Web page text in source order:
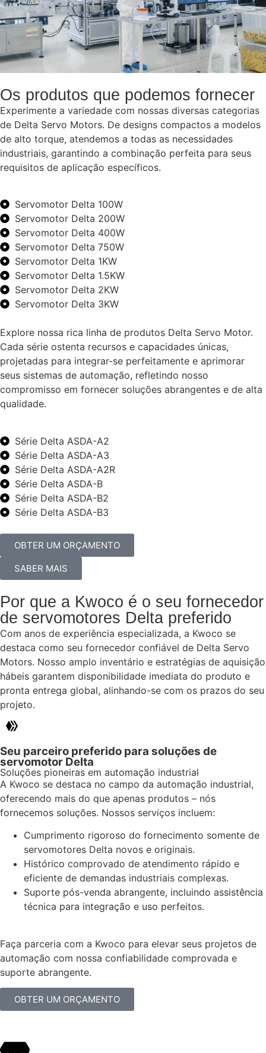
Os produtos que podemos fornecer
Experimente a variedade com nossas diversas categorias
de Delta Servo Motors. De designs compactos a modelos
de alto torque, atendemos a todas as necessidades
industriais, garantindo a combinação perfeita para seus
requisitos de aplicação específicos.
Servomotor Delta 100W
Servomotor Delta 200W
Servomotor Delta 400W
Servomotor Delta 750W
Servomotor Delta 1KW
Servomotor Delta 1.5KW
Servomotor Delta 2KW
Servomotor Delta 3KW
Explore nossa rica linha de produtos Delta Servo Motor.
Cada série ostenta recursos e capacidades únicas,
projetadas para integrar-se perfeitamente e aprimorar
seus sistemas de automação, refletindo nosso
compromisso em fornecer soluções abrangentes e de alta
qualidade.
Série Delta ASDA-A2
Série Delta ASDA-A3
Série Delta ASDA-A2R
Série Delta ASDA-B
Série Delta ASDA-B2
Série Delta ASDA-B3
OBTER UM ORÇAMENTO
SABER MAIS
Por que a Kwoco é o seu fornecedor
de servomotores Delta preferido
Com anos de experiência especializada, a Kwoco se
destaca como seu fornecedor confiável de Delta Servo
Motors. Nosso amplo inventário e estratégias de aquisição
hábeis garantem disponibilidade imediata do produto e
pronta entrega global, alinhando-se com os prazos do seu
projeto.
Seu parceiro preferido para soluções de
servomotor Delta
Soluções pioneiras em automação industrial
A Kwoco se destaca no campo da automação industrial,
oferecendo mais do que apenas produtos – nós
fornecemos soluções. Nossos serviços incluem:
Cumprimento rigoroso do fornecimento somente de
servomotores Delta novos e originais.
Histórico comprovado de atendimento rápido e
eficiente de demandas industriais complexas.
Suporte pós-venda abrangente, incluindo assistência
técnica para integração e uso perfeitos.
Faça parceria com a Kwoco para elevar seus projetos de
automação com nossa confiabilidade comprovada e
suporte abrangente.
OBTER UM ORÇAMENTO